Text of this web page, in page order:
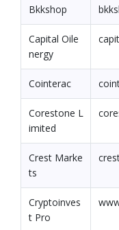
Bkkshop
Capital Oile
nergy
Cointerac
Corestone L
imited
Crest Marke
ts
Cryptoinves
t Pro